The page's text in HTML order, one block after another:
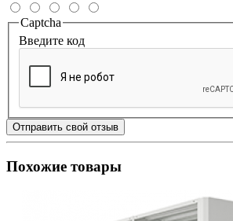
Captcha
Введите код
Отправить свой отзыв
Похожие товары